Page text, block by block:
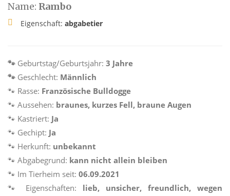
Name: Rambo
Eigenschaft: abgabetier
🐾 Geburtstag/Geburtsjahr: 3 Jahre
🐾 Geschlecht: Männlich
🐾 Rasse: Französische Bulldogge
🐾 Aussehen: braunes, kurzes Fell, braune Augen
🐾 Kastriert: Ja
🐾 Gechipt: Ja
🐾 Herkunft: unbekannt
🐾 Abgabegrund: kann nicht allein bleiben
🐾 Im Tierheim seit: 06.09.2021
🐾
Eigenschaften: lieb, unsicher, freundlich, wegen